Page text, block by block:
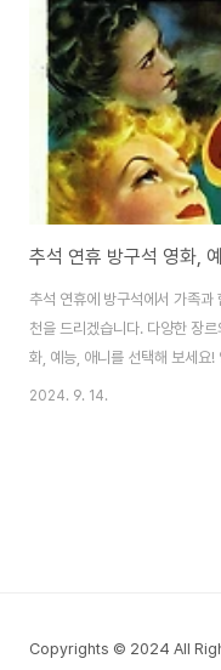
추석 연휴 방구석 영화,
추석 연휴에 방구석에서 가족과
천을 드리겠습니다. 다양한 장
화, 예능, 애니를 선택해 보세
대명사로, 한 신문 재벌의 삶을
가 돋보입니다.인사이드 아웃
2024. 9. 14.
Copyrights © 2024 All